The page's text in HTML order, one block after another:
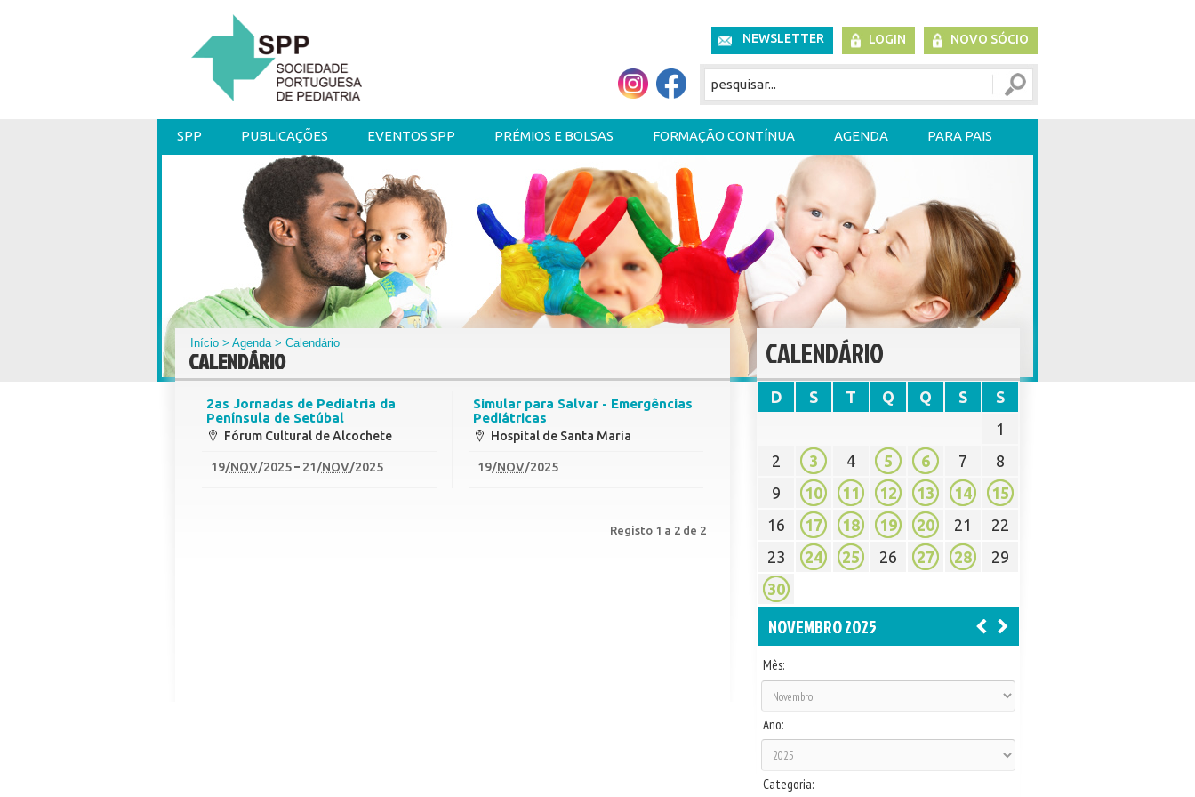
NEWSLETTER LOGIN NOVO SÓCIO
SPP PUBLICAÇÕES EVENTOS SPP PRÉMIOS E BOLSAS FORMAÇÃO CONTÍNUA AGENDA PARA PAIS
Início >Agenda> Calendário
CALENDÁRIO
2as Jornadas de Pediatria da
Península de Setúbal
Fórum Cultural de Alcochete
19/NOV/2025 21/NOV/2025
Simular para Salvar - Emergências
Pediátricas
Hospital de Santa Maria
19/NOV/2025
Registo 1 a 2 de 2
CALENDÁRIO
D S T Q Q S
S
1
2
3 4 5 6 7
8
9
10 11 12 13 14
15
16
17 18 19 20 21
22
23
24 25 26 27 28
29
30
NOVEMBRO 2025
Mês:
Ano:
Categoria: